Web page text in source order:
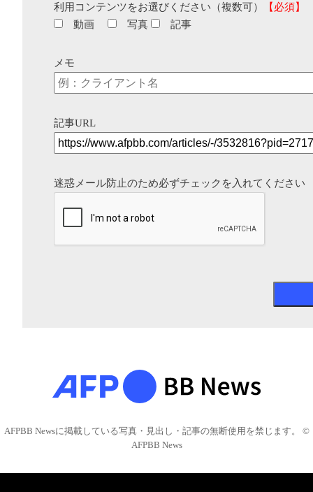
利用コンテンツをお選びください（複数可）
【必須】
動画
写真 記事
メモ
記事URL
迷惑メール防止のため必ずチェックを入れてください
AFPBB Newsに掲載している写真・見出し・記事の無断使用を禁じます。 ©
AFPBB News